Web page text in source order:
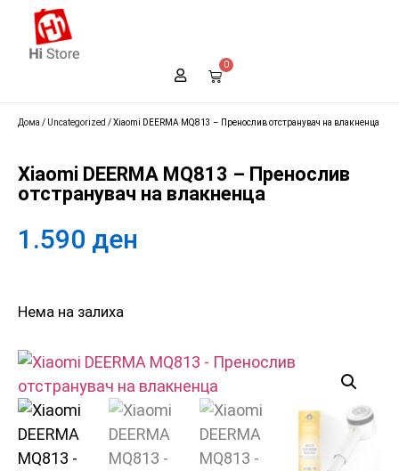
0
Дома / Uncategorized / Xiaomi DEERMA MQ813 – Пренослив отстранувач на влакненца
Xiaomi DEERMA MQ813 – Пренослив
отстранувач на влакненца
1.590 ден
Нема на залиха